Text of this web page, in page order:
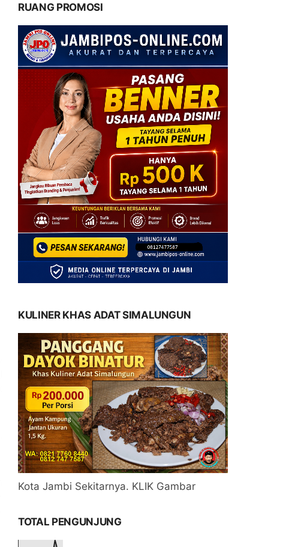
RUANG PROMOSI
KULINER KHAS ADAT SIMALUNGUN
Kota Jambi Sekitarnya. KLIK Gambar
TOTAL PENGUNJUNG